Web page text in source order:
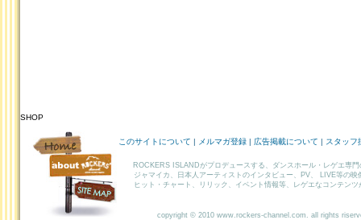
HOME
ABOUT
ROCKERS
SITEMAP
SHOP
このサイトについて | メルマガ登録 | 広告掲載について | スタッフ
ROCKERS ISLANDがプロデュースする、ダンスホール・レゲエ専
ジャマイカ、日本人アーティストのインタビュー、PV、 LIVE等の映
ヒット・チャート、リリック、イベント情報等、レゲエなコンテン
copyright © 2010 www.rockers-channel.com. all rights